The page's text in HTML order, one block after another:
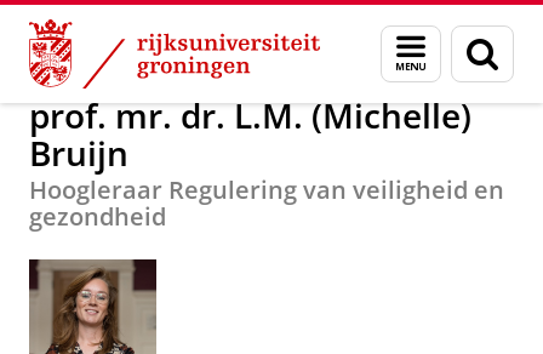
Skip
Content
Skip
Navigation
Menu
en
zoeken
Over ons prof. mr. dr. L.M. (Michelle) Bruijn
prof. mr. dr. L.M. (Michelle)
Bruijn
Hoogleraar Regulering van veiligheid en
gezondheid